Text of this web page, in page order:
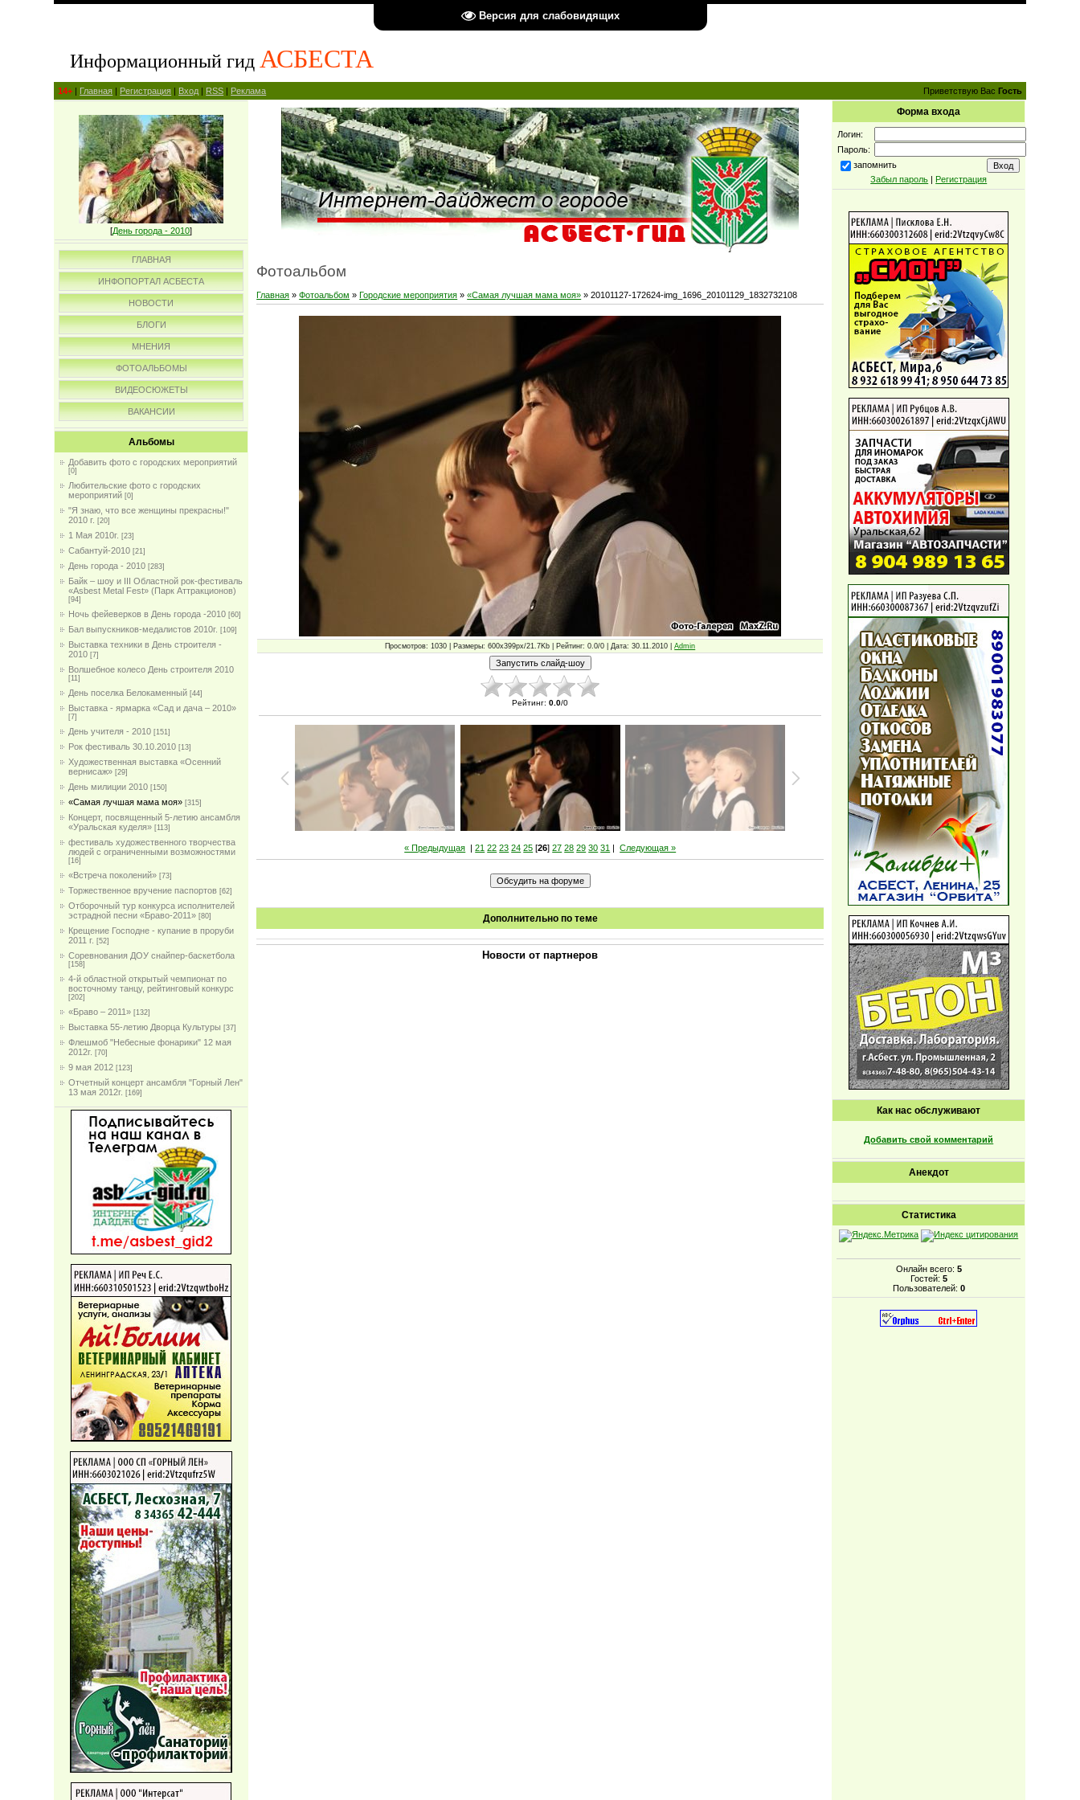
Версия для слабовидящих
Информационный гид АСБЕСТА
14+ | Главная | Регистрация | Вход | RSS | Реклама Приветствую Вас Гость
[День города - 2010]
ГЛАВНАЯ
ИНФОПОРТАЛ АСБЕСТА
НОВОСТИ
БЛОГИ
МНЕНИЯ
ФОТОАЛЬБОМЫ
ВИДЕОСЮЖЕТЫ
ВАКАНСИИ
Альбомы
Добавить фото с городских мероприятий
[0]
Любительские фото с городских
мероприятий [0]
"Я знаю, что все женщины прекрасны!"
2010 г. [20]
1 Мая 2010г. [23]
Сабантуй-2010 [21]
День города - 2010 [283]
Байк – шоу и III Областной рок-фестиваль
«Asbest Metal Fest» (Парк Аттракционов)
[94]
Ночь фейеверков в День города -2010 [60]
Бал выпускников-медалистов 2010г. [109]
Выставка техники в День строителя -
2010 [7]
Волшебное колесо День строителя 2010
[11]
День поселка Белокаменный [44]
Выставка - ярмарка «Сад и дача – 2010»
[7]
День учителя - 2010 [151]
Рок фестиваль 30.10.2010 [13]
Художественная выставка «Осенний
вернисаж» [29]
День милиции 2010 [150]
«Самая лучшая мама моя» [315]
Концерт, посвященный 5-летию ансамбля
«Уральская куделя» [113]
фестиваль художественного творчества
людей с ограниченными возможностями
[16]
«Встреча поколений» [73]
Торжественное вручение паспортов [62]
Отборочный тур конкурса исполнителей
эстрадной песни «Браво-2011» [80]
Крещение Господне - купание в проруби
2011 г. [52]
Соревнования ДОУ снайпер-баскетбола
[158]
4-й областной открытый чемпионат по
восточному танцу, рейтинговый конкурс
[202]
«Браво – 2011» [132]
Выставка 55-летию Дворца Культуры [37]
Флешмоб "Небесные фонарики" 12 мая
2012г. [70]
9 мая 2012 [123]
Отчетный концерт ансамбля "Горный Лен"
13 мая 2012г. [169]
Фотоальбом
Главная »Фотоальбом »Городские мероприятия »«Самая лучшая мама моя» » 20101127-172624-img_1696_20101129_1832732108
Просмотров: 1030 | Размеры: 600x399px/21.7Kb | Рейтинг: 0.0/0 | Дата: 30.11.2010 |Admin
Рейтинг: 0.0/0
« Предыдущая |21 22 23 24 25 [26]27 28 29 30 31 |Следующая »
Дополнительно по теме
Новости от партнеров
Форма входа
Логин:
Пароль:
запомнить
Забыл пароль | Регистрация
Как нас обслуживают
Добавить свой комментарий
Анекдот
Статистика
Онлайн всего: 5
Гостей: 5
Пользователей: 0